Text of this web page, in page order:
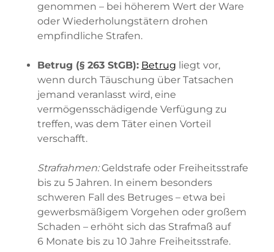
genommen – bei höherem Wert der Ware
oder Wiederholungstätern drohen
empfindliche Strafen.
Betrug (§ 263 StGB): Betrug liegt vor,
wenn durch Täuschung über Tatsachen
jemand veranlasst wird, eine
vermögensschädigende Verfügung zu
treffen, was dem Täter einen Vorteil
verschafft.
Strafrahmen:Geldstrafe oder Freiheitsstrafe
bis zu 5 Jahren. In einem besonders
schweren Fall des Betruges – etwa bei
gewerbsmäßigem Vorgehen oder großem
Schaden – erhöht sich das Strafmaß auf
6 Monate bis zu 10 Jahre Freiheitsstrafe.